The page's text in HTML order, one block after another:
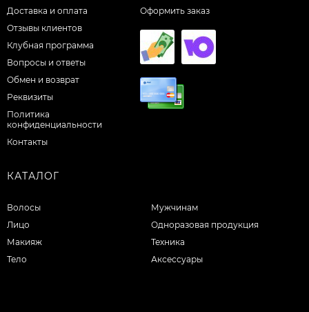
Доставка и оплата
Отзывы клиентов
Клубная программа
Вопросы и ответы
Обмен и возврат
Реквизиты
Политика
конфиденциальности
Контакты
Оформить заказ
КАТАЛОГ
Волосы
Лицо
Макияж
Тело
Мужчинам
Одноразовая продукция
Техника
Аксессуары